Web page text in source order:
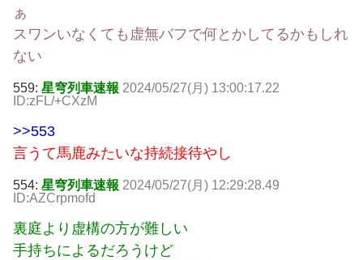
ぁ
スワンいなくても虚無バフで何とかしてるかもしれ
ない
559: 星穹列車速報 2024/05/27(月) 13:00:17.22
ID:zFL/+CXzM
>>553
言うて馬鹿みたいな持続接待やし
554: 星穹列車速報 2024/05/27(月) 12:29:28.49
ID:AZCrpmofd
裏庭より虚構の方が難しい
手持ちによるだろうけど